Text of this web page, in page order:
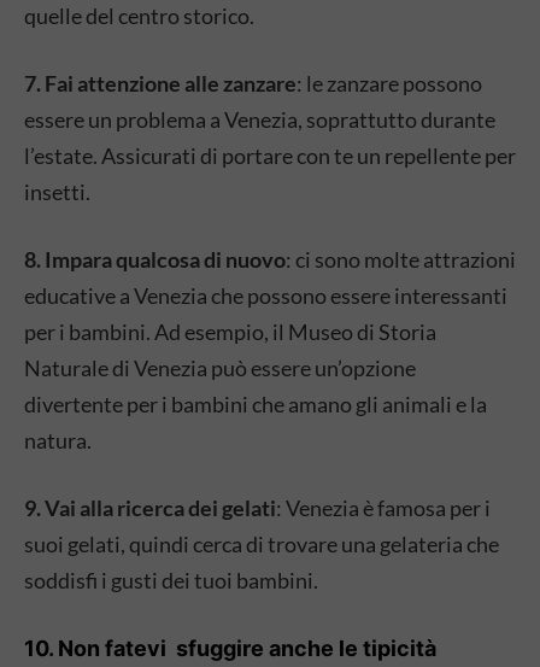
quelle del centro storico.
7. Fai attenzione alle zanzare: le zanzare possono
essere un problema a Venezia, soprattutto durante
l’estate. Assicurati di portare con te un repellente per
insetti.
8. Impara qualcosa di nuovo: ci sono molte attrazioni
educative a Venezia che possono essere interessanti
per i bambini. Ad esempio, il Museo di Storia
Naturale di Venezia può essere un’opzione
divertente per i bambini che amano gli animali e la
natura.
9. Vai alla ricerca dei gelati: Venezia è famosa per i
suoi gelati, quindi cerca di trovare una gelateria che
soddisfi i gusti dei tuoi bambini.
10. Non fatevi sfuggire anche le tipicità